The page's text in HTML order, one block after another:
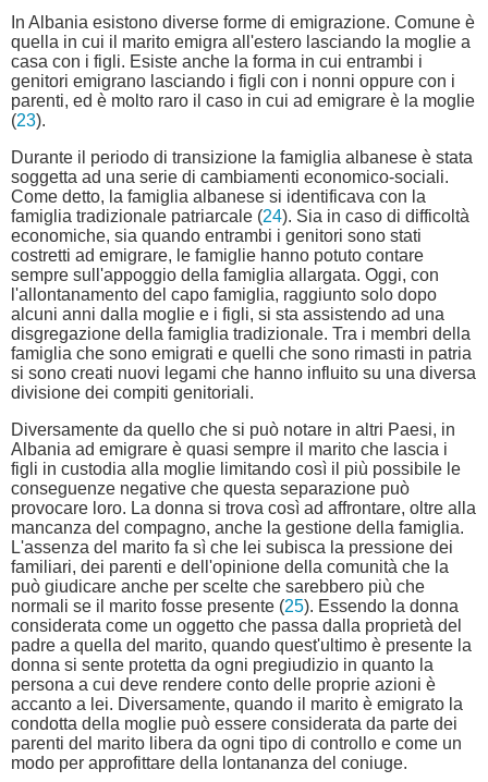
In Albania esistono diverse forme di emigrazione. Comune è
quella in cui il marito emigra all'estero lasciando la moglie a
casa con i figli. Esiste anche la forma in cui entrambi i
genitori emigrano lasciando i figli con i nonni oppure con i
parenti, ed è molto raro il caso in cui ad emigrare è la moglie
(23).
Durante il periodo di transizione la famiglia albanese è stata
soggetta ad una serie di cambiamenti economico-sociali.
Come detto, la famiglia albanese si identificava con la
famiglia tradizionale patriarcale (24). Sia in caso di difficoltà
economiche, sia quando entrambi i genitori sono stati
costretti ad emigrare, le famiglie hanno potuto contare
sempre sull'appoggio della famiglia allargata. Oggi, con
l'allontanamento del capo famiglia, raggiunto solo dopo
alcuni anni dalla moglie e i figli, si sta assistendo ad una
disgregazione della famiglia tradizionale. Tra i membri della
famiglia che sono emigrati e quelli che sono rimasti in patria
si sono creati nuovi legami che hanno influito su una diversa
divisione dei compiti genitoriali.
Diversamente da quello che si può notare in altri Paesi, in
Albania ad emigrare è quasi sempre il marito che lascia i
figli in custodia alla moglie limitando così il più possibile le
conseguenze negative che questa separazione può
provocare loro. La donna si trova così ad affrontare, oltre alla
mancanza del compagno, anche la gestione della famiglia.
L'assenza del marito fa sì che lei subisca la pressione dei
familiari, dei parenti e dell'opinione della comunità che la
può giudicare anche per scelte che sarebbero più che
normali se il marito fosse presente (25). Essendo la donna
considerata come un oggetto che passa dalla proprietà del
padre a quella del marito, quando quest'ultimo è presente la
donna si sente protetta da ogni pregiudizio in quanto la
persona a cui deve rendere conto delle proprie azioni è
accanto a lei. Diversamente, quando il marito è emigrato la
condotta della moglie può essere considerata da parte dei
parenti del marito libera da ogni tipo di controllo e come un
modo per approfittare della lontananza del coniuge.